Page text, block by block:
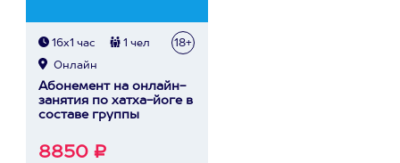
16х1 час 1 чел 18+
Онлайн
Абонемент на онлайн-
занятия по хатха-йоге в
составе группы
8850 ₽